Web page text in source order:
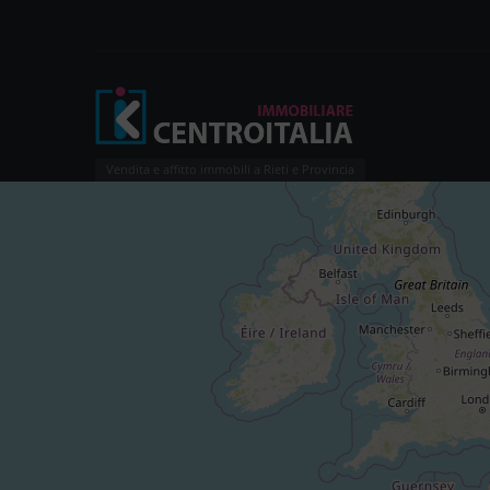
Vendita e affitto immobili a Rieti e Provincia